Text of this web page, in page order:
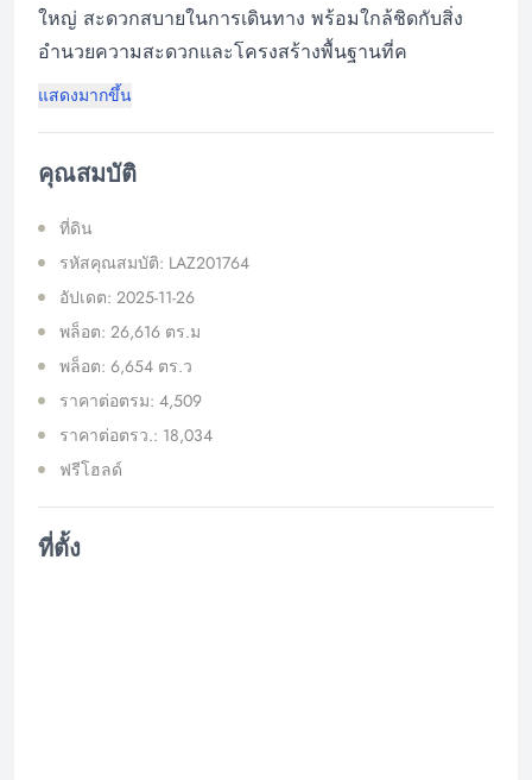
ใหญ่ สะดวกสบายในการเดินทาง พร้อมใกล้ชิดกับสิ่ง
อำนวยความสะดวกและโครงสร้างพื้นฐานที่ค
แสดงมากขึ้น
คุณสมบัติ
ที่ดิน
รหัสคุณสมบัติ: LAZ201764
อัปเดต: 2025-11-26
พล็อต: 26,616 ตร.ม
พล็อต: 6,654 ตร.ว
ราคาต่อตรม: 4,509
ราคาต่อตรว.: 18,034
ฟรีโฮลด์
ที่ตั้ง